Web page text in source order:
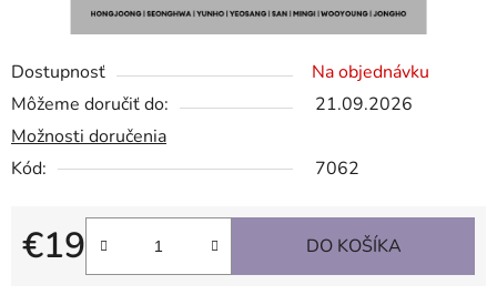
Dostupnosť
Na objednávku
Môžeme doručiť do:
21.09.2026
Možnosti doručenia
Kód:
7062
€19
Jednotková cena:
DO KOŠÍKA